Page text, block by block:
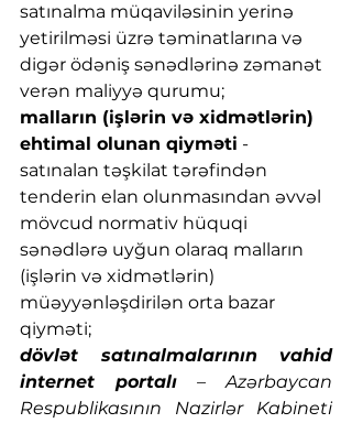
satınalma müqaviləsinin yerinə
yetirilməsi üzrə təminatlarına və
digər ödəniş sənədlərinə zəmanət
verən maliyyə qurumu;
malların (işlərin və xidmətlərin)
ehtimal olunan qiyməti -
satınalan təşkilat tərəfindən
tenderin elan olunmasından əvvəl
mövcud normativ hüquqi
sənədlərə uyğun olaraq malların
(işlərin və xidmətlərin)
müəyyənləşdirilən orta bazar
qiyməti;
dövlət satınalmalarının vahid
internet portalı – Azərbaycan
Respublikasının Nazirlər Kabineti